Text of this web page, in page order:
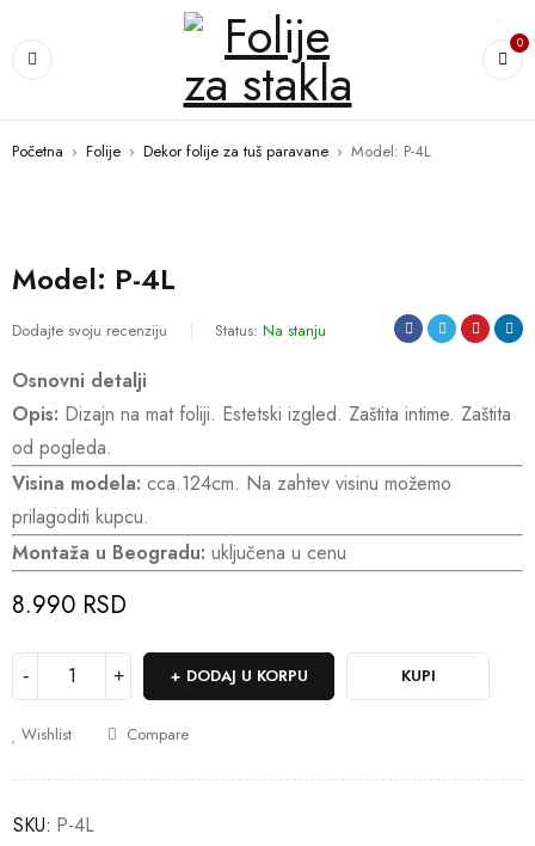
0
Početna › Folije › Dekor folije za tuš paravane › Model: P-4L
Model: P-4L
Dodajte svoju recenziju Status: Na stanju
Osnovni detalji
Opis: Dizajn na mat foliji. Estetski izgled. Zaštita intime. Zaštita
od pogleda.
Visina modela: cca.124cm. Na zahtev visinu možemo
prilagoditi kupcu.
Montaža u Beogradu: uključena u cenu
8.990 RSD
DODAJ U KORPU KUPI
Wishlist Compare
SKU: P-4L